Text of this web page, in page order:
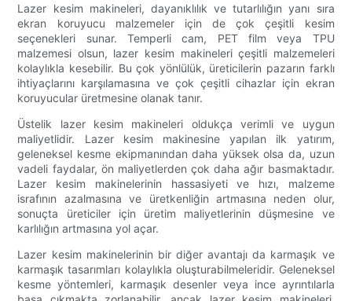
Lazer kesim makineleri, dayanıklılık ve tutarlılığın yanı sıra
ekran koruyucu malzemeler için de çok çeşitli kesim
seçenekleri sunar. Temperli cam, PET film veya TPU
malzemesi olsun, lazer kesim makineleri çeşitli malzemeleri
kolaylıkla kesebilir. Bu çok yönlülük, üreticilerin pazarın farklı
ihtiyaçlarını karşılamasına ve çok çeşitli cihazlar için ekran
koruyucular üretmesine olanak tanır.
Üstelik lazer kesim makineleri oldukça verimli ve uygun
maliyetlidir. Lazer kesim makinesine yapılan ilk yatırım,
geleneksel kesme ekipmanından daha yüksek olsa da, uzun
vadeli faydalar, ön maliyetlerden çok daha ağır basmaktadır.
Lazer kesim makinelerinin hassasiyeti ve hızı, malzeme
israfının azalmasına ve üretkenliğin artmasına neden olur,
sonuçta üreticiler için üretim maliyetlerinin düşmesine ve
karlılığın artmasına yol açar.
Lazer kesim makinelerinin bir diğer avantajı da karmaşık ve
karmaşık tasarımları kolaylıkla oluşturabilmeleridir. Geleneksel
kesme yöntemleri, karmaşık desenler veya ince ayrıntılarla